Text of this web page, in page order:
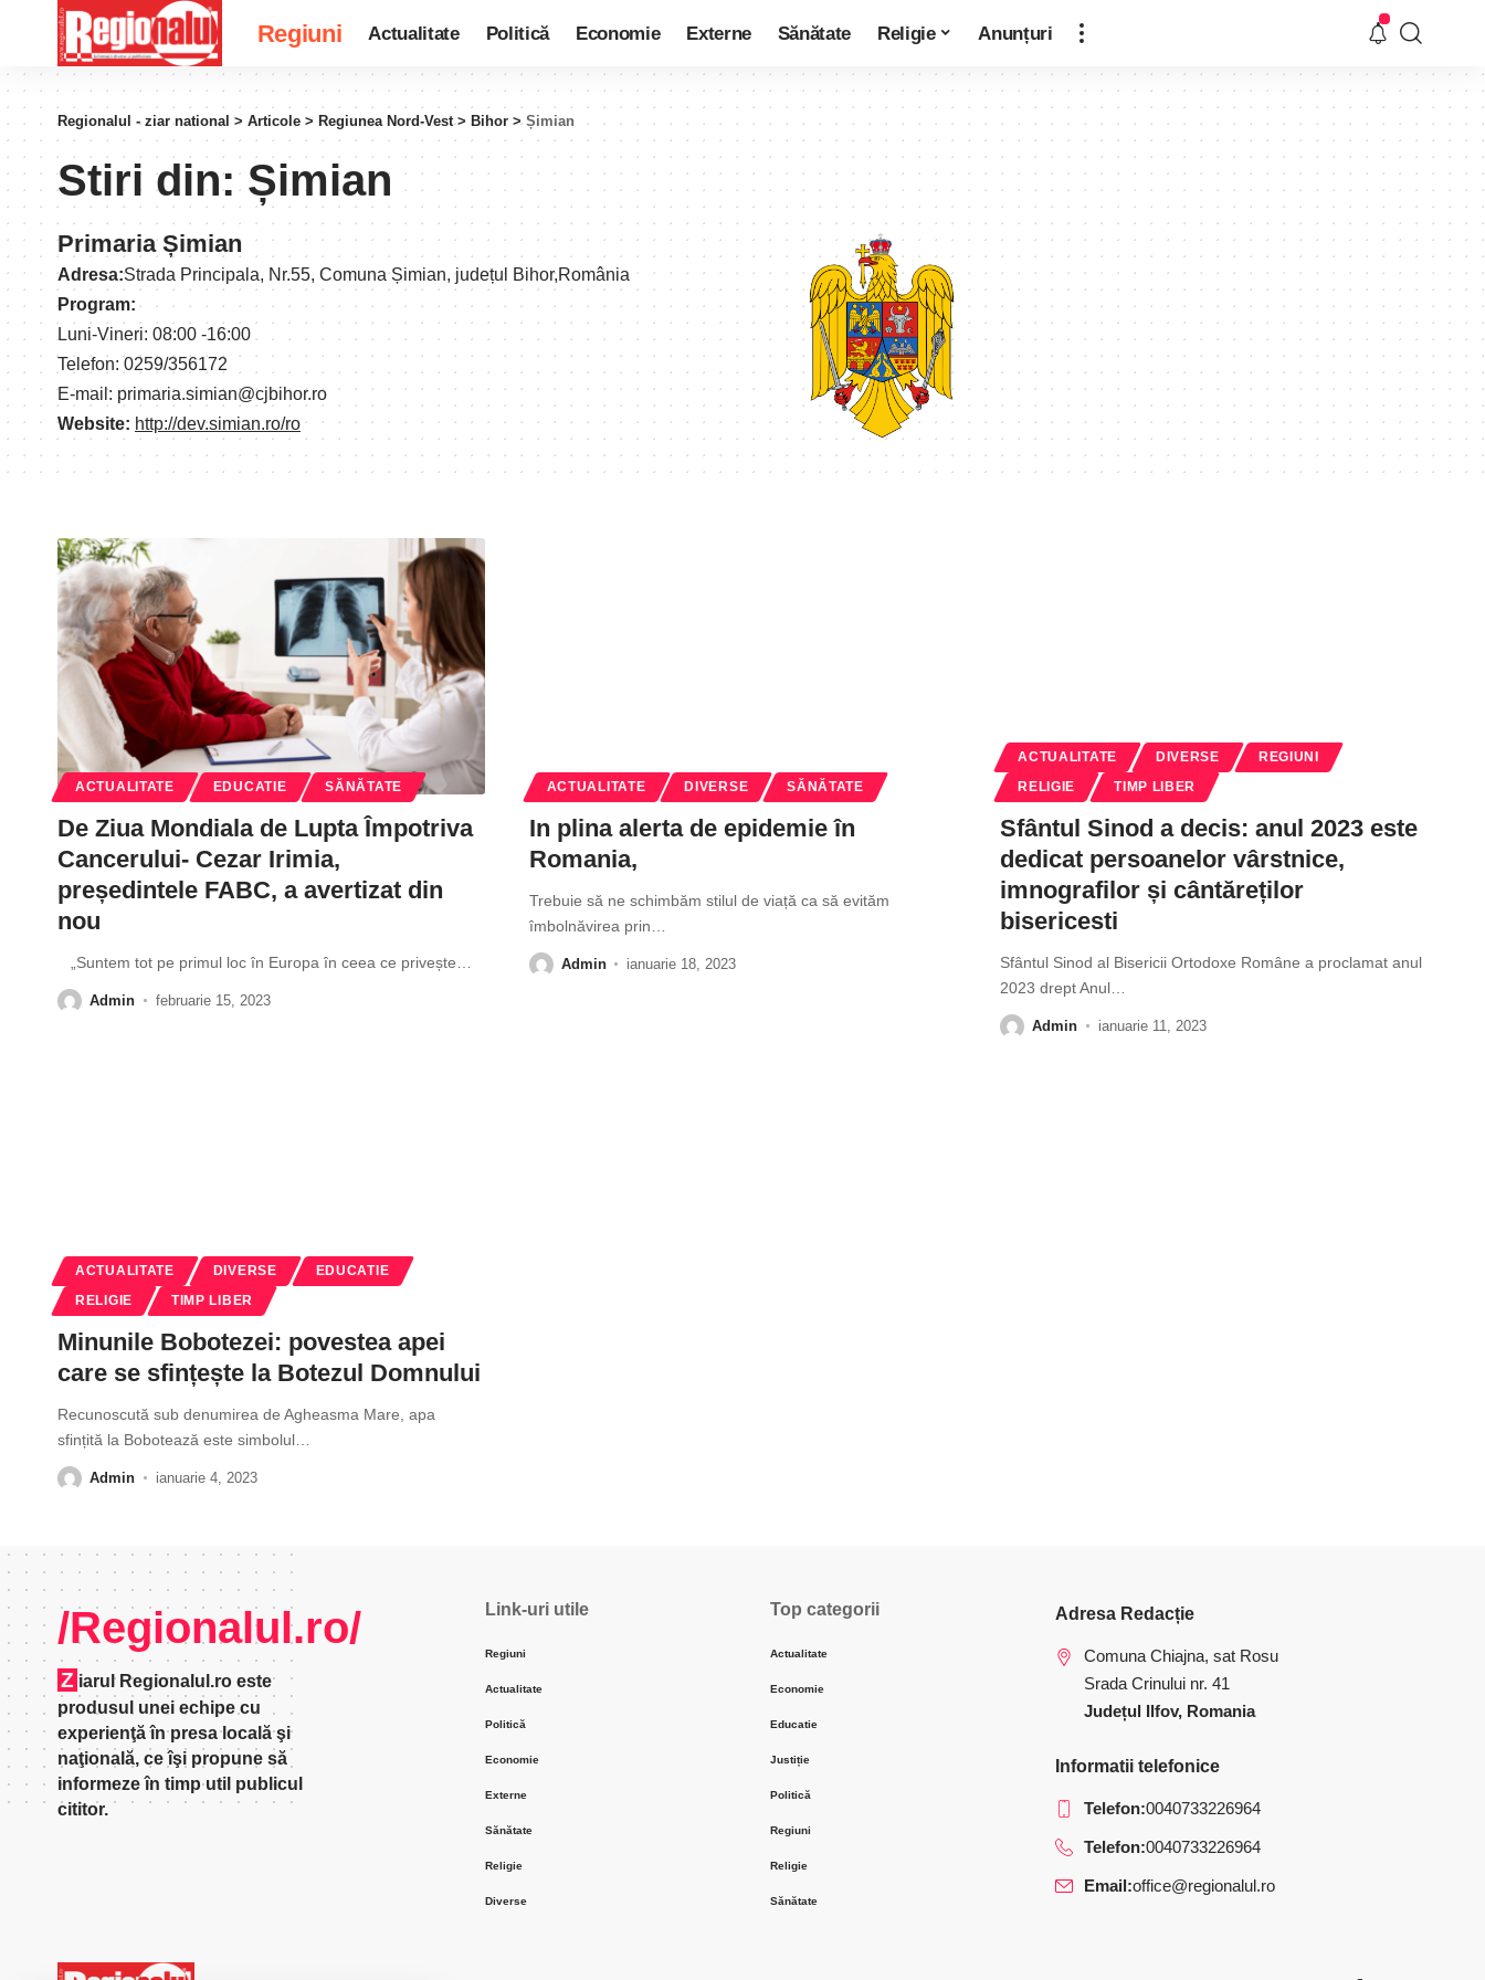
Regiuni Actualitate Politică Economie Externe Sănătate Religie Anunțuri
Regionalul - ziar national > Articole > Regiunea Nord-Vest> Bihor > Șimian
Stiri din:Șimian
Primaria Șimian
Adresa:Strada Principala, Nr.55, Comuna Șimian, județul Bihor,România
Program:
Luni-Vineri: 08:00 -16:00
Telefon: 0259/356172
E-mail: primaria.simian@cjbihor.ro
Website: http://dev.simian.ro/ro
ACTUALITATE EDUCATIE SĂNĂTATE
De Ziua Mondiala de Lupta Împotriva
Cancerului- Cezar Irimia,
președintele FABC, a avertizat din
nou
„Suntem tot pe primul loc în Europa în ceea ce privește
Admin februarie 15, 2023
ACTUALITATE DIVERSE SĂNĂTATE
In plina alerta de epidemie în
Romania,
Trebuie să ne schimbăm stilul de viață ca să evităm
îmbolnăvirea prin
Admin ianuarie 18, 2023
ACTUALITATE DIVERSE REGIUNI
RELIGIE TIMP LIBER
Sfântul Sinod a decis: anul 2023 este
dedicat persoanelor vârstnice,
imnografilor și cântăreților
bisericesti
Sfântul Sinod al Bisericii Ortodoxe Române a proclamat anul
2023 drept Anul
Admin ianuarie 11, 2023
ACTUALITATE DIVERSE EDUCATIE
RELIGIE TIMP LIBER
Minunile Bobotezei: povestea apei
care se sfințește la Botezul Domnului
Recunoscută sub denumirea de Agheasma Mare, apa
sfințită la Bobotează este simbolul
Admin ianuarie 4, 2023
/Regionalul.ro/
Z iarul Regionalul.ro este
produsul unei echipe cu
experienţă în presa locală şi
naţională, ce îşi propune să
informeze în timp util publicul
cititor.
Link-uri utile
Regiuni
Actualitate
Politică
Economie
Externe
Sănătate
Religie
Diverse
Top categorii
Actualitate
Economie
Educatie
Justiție
Politică
Regiuni
Religie
Sănătate
Adresa Redacție
Comuna Chiajna, sat Rosu
Srada Crinului nr. 41
Județul Ilfov, Romania
Informatii telefonice
Telefon:0040733226964
Telefon:0040733226964
Email:office@regionalul.ro